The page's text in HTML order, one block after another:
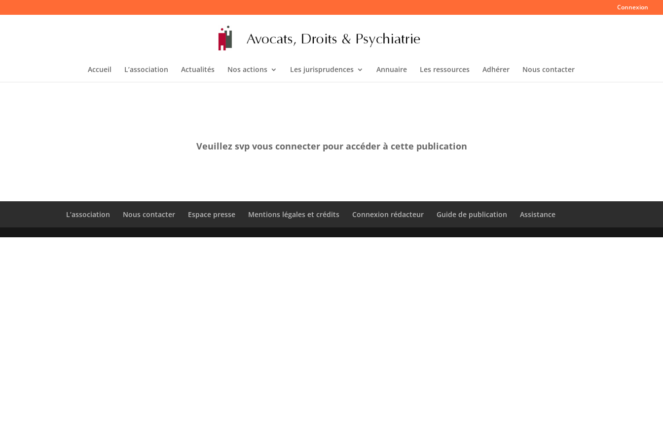
Connexion
Accueil L’association Actualités Nos actions Les jurisprudences Annuaire Les ressources Adhérer Nous contacter
Veuillez svp vous connecter pour accéder à cette publication
L’association Nous contacter Espace presse Mentions légales et crédits Connexion rédacteur Guide de publication Assistance